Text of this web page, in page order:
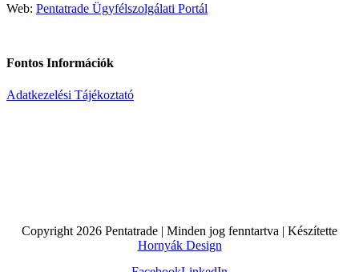
Web: Pentatrade Ügyfélszolgálati Portál
Fontos Információk
Adatkezelési Tájékoztató
Copyright 2026 Pentatrade | Minden jog fenntartva | Készítette
Hornyák Design